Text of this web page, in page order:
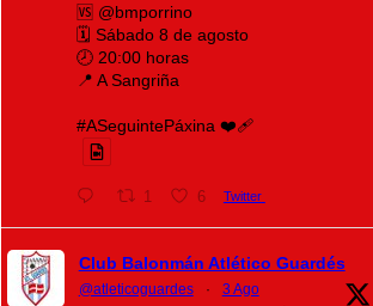
🆚 @bmporrino
🗓️ Sábado 8 de agosto
🕗 20:00 horas
📍 A Sangriña
#ASeguintePáxina ❤️‍🩹
1 6 Twitter
Club Balonmán Atlético Guardés
@atleticoguardes · 3 Ago